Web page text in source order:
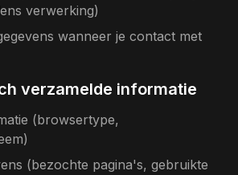
verwerking)
wanneer je contact met
verzamelde informatie
(browsertype,
(bezochte pagina's, gebruikte